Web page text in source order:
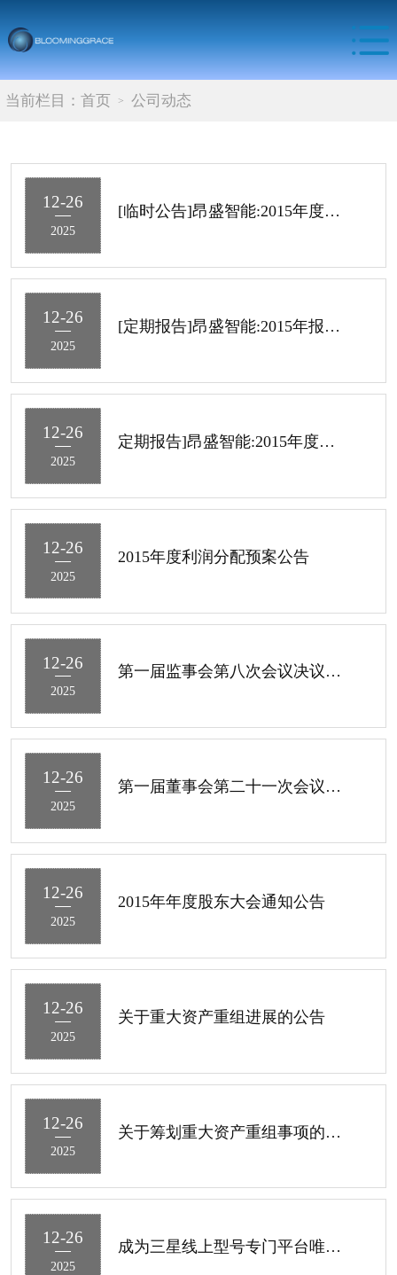
当前栏目： 首页 公司动态
12-26
2025
[临时公告]昂盛智能:2015年度权益分派实施公告
12-26
2025
[定期报告]昂盛智能:2015年报摘要
12-26
2025
定期报告]昂盛智能:2015年度报告
12-26
2025
2015年度利润分配预案公告
12-26
2025
第一届监事会第八次会议决议公告
12-26
2025
第一届董事会第二十一次会议决议公告
12-26
2025
2015年年度股东大会通知公告
12-26
2025
关于重大资产重组进展的公告
12-26
2025
关于筹划重大资产重组事项的停牌公告
12-26
2025
成为三星线上型号专门平台唯一运营商的公告